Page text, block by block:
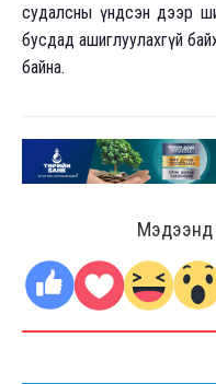
судалсны үндсэн дээр
бусдад ашиглуулахгүй
байна.
Мэдээнд